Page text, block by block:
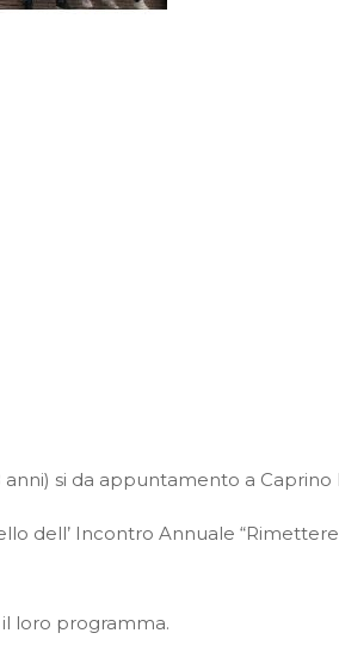
si da appuntamento a
dell’ Incontro Annuale
loro programma.